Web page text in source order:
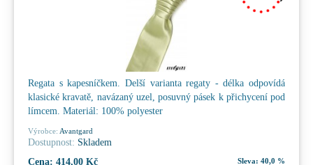
Regata s kapesníčkem. Delší varianta regaty - délka odpovídá
klasické kravatě, navázaný uzel, posuvný pásek k přichycení pod
límcem. Materiál: 100% polyester
Výrobce: Avantgard
Dostupnost: Skladem
Cena: 414,00 Kč Sleva: 40,0 %